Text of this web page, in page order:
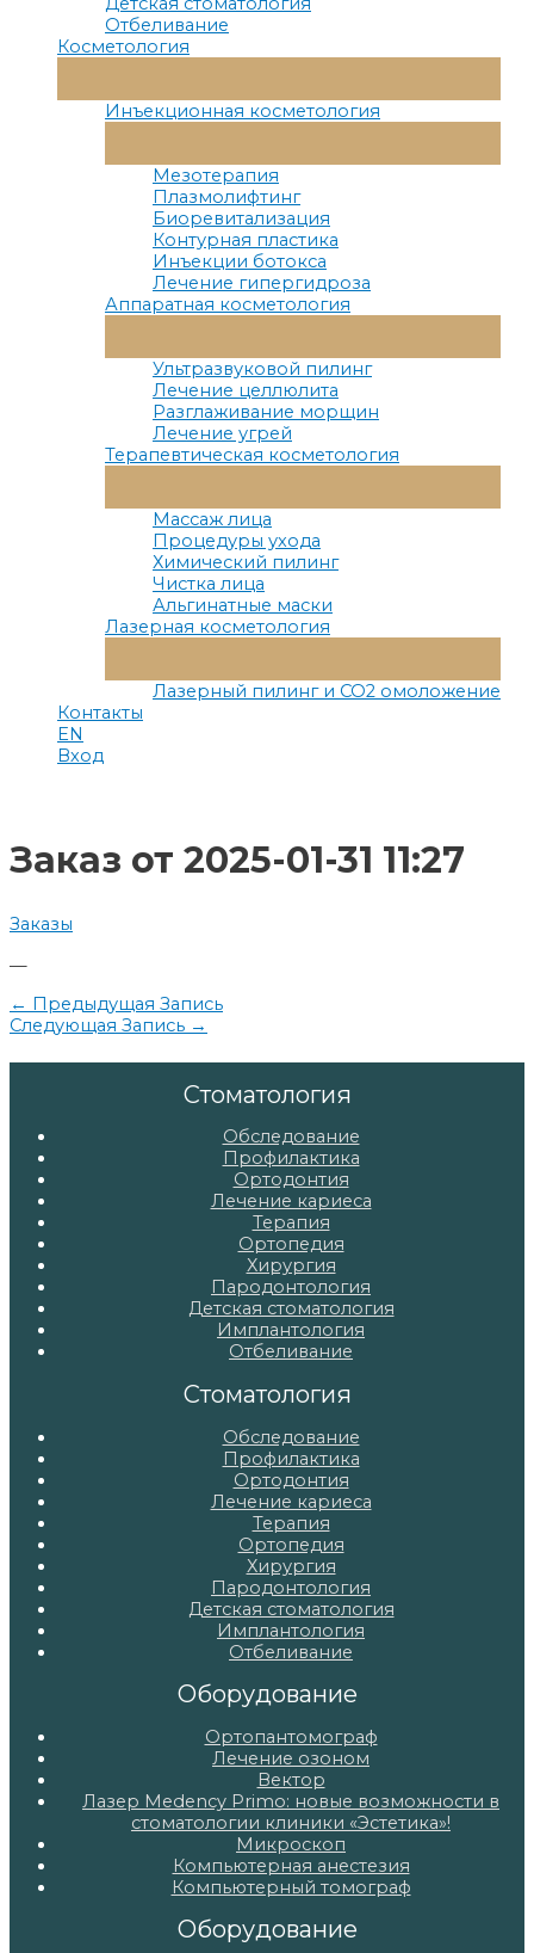
Отбеливание
Косметология
Меню
Инъекционная косметология
Меню
Мезотерапия
Плазмолифтинг
Биоревитализация
Контурная пластика
Инъекции ботокса
Лечение гипергидроза
Аппаратная косметология
Меню
Ультразвуковой пилинг
Лечение целлюлита
Разглаживание морщин
Лечение угрей
Терапевтическая косметология
Меню
Массаж лица
Процедуры ухода
Химический пилинг
Чистка лица
Альгинатные маски
Лазерная косметология
Меню
Лазерный пилинг и СО2 омоложение
Контакты
EN
Вход
Заказ от 2025-01-31 11:27
Заказы
—
Навигация
по
← Предыдущая Запись
Следующая Запись →
Стоматология
Обследование
Профилактика
Ортодонтия
Лечение кариеса
Терапия
Ортопедия
Хирургия
Пародонтология
Детская стоматология
Имплантология
Отбеливание
Стоматология
Обследование
Профилактика
Ортодонтия
Лечение кариеса
Терапия
Ортопедия
Хирургия
Пародонтология
Детская стоматология
Имплантология
Отбеливание
Оборудование
Ортопантомограф
Лечение озоном
Вектор
Лазер Medency Primo: новые возможности в
стоматологии клиники «Эстетика»!
Микроскоп
Компьютерная анестезия
Компьютерный томограф
Оборудование